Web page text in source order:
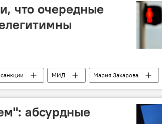
что очередные
санкции МИД Мария Захарова
абсурдные